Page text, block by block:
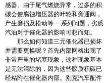
感器。由于尾气燃烧异常，过多的积
碳会使腐蚀增压器的叶轮和旁通阀，
产生磨损及松动等 一系列问题，劣质
汽油对于催化器的影响可想而知。
那么如何知道三元催化器已损坏
并需要更换呢？首先内部网格出现了
非常严重的堵塞现象，这种现象基本
是无法清除的，因为这些胶质积碳已
经粘附在催化器内部。别克汽车配件